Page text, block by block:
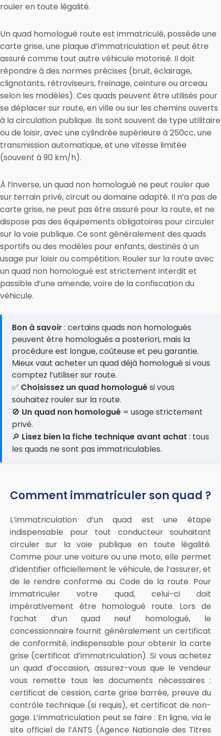
rouler en toute légalité.
Un quad homologué route est immatriculé, possède une
carte grise, une plaque d’immatriculation et peut être
assuré comme tout autre véhicule motorisé. Il doit
répondre à des normes précises (bruit, éclairage,
clignotants, rétroviseurs, freinage, ceinture ou arceau
selon les modèles). Ces quads peuvent être utilisés pour
se déplacer sur route, en ville ou sur les chemins ouverts
à la circulation publique. Ils sont souvent de type utilitaire
ou de loisir, avec une cylindrée supérieure à 250cc, une
transmission automatique, et une vitesse limitée
(souvent à 90 km/h).
À l’inverse, un quad non homologué ne peut rouler que
sur terrain privé, circuit ou domaine adapté. Il n’a pas de
carte grise, ne peut pas être assuré pour la route, et ne
dispose pas des équipements obligatoires pour circuler
sur la voie publique. Ce sont généralement des quads
sportifs ou des modèles pour enfants, destinés à un
usage pur loisir ou compétition. Rouler sur la route avec
un quad non homologué est strictement interdit et
passible d’une amende, voire de la confiscation du
véhicule.
Bon à savoir : certains quads non homologués
peuvent être homologués a posteriori, mais la
procédure est longue, coûteuse et peu garantie.
Mieux vaut acheter un quad déjà homologué si vous
comptez l’utiliser sur route.
✅ Choisissez un quad homologuési vous
souhaitez rouler sur la route.
🚫 Un quad non homologué = usage strictement
privé.
🔎 Lisez bien la fiche technique avant achat : tous
les quads ne sont pas immatriculables.
Comment immatriculer son quad ?
L’immatriculation d’un quad est une étape
indispensable pour tout conducteur souhaitant
circuler sur la voie publique en toute légalité.
Comme pour une voiture ou une moto, elle permet
d’identifier officiellement le véhicule, de l’assurer, et
de le rendre conforme au Code de la route. Pour
immatriculer votre quad, celui-ci doit
impérativement être homologué route. Lors de
l’achat d’un quad neuf homologué, le
concessionnaire fournit généralement un certificat
de conformité, indispensable pour obtenir la carte
grise (certificat d’immatriculation). Si vous achetez
un quad d’occasion, assurez-vous que le vendeur
vous remette tous les documents nécessaires :
certificat de cession, carte grise barrée, preuve du
contrôle technique (si requis), et certificat de non-
gage. L’immatriculation peut se faire : En ligne, via le
site officiel de l’ANTS (Agence Nationale des Titres